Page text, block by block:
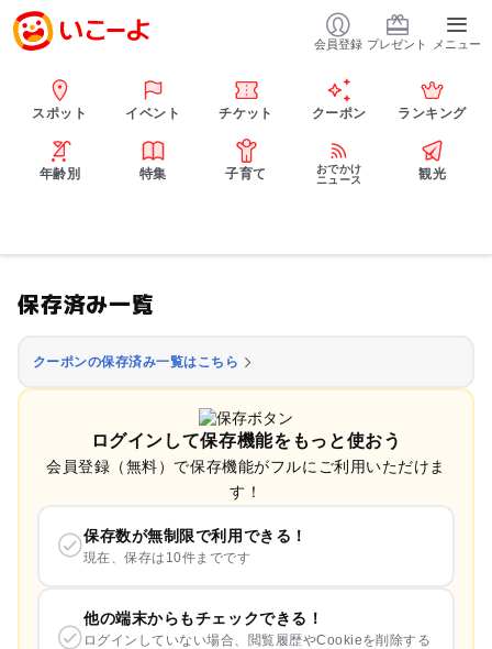
会員登録 プレゼント メニュー
スポット イベント チケット クーポン ランキング
年齢別 特集 子育て
おでかけ
ニュース
観光
保存済み一覧
クーポンの保存済み一覧はこちら
ログインして保存機能をもっと使おう
会員登録（無料）で保存機能がフルにご利用いただけま
す！
保存数が無制限で利用できる！
現在、保存は10件までです
他の端末からもチェックできる！
ログインしていない場合、閲覧履歴やCookieを削除する